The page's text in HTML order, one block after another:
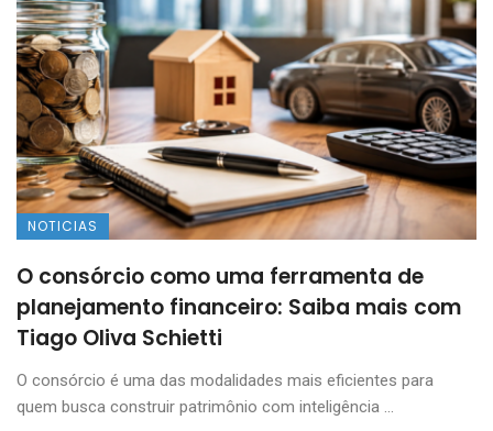
NOTICIAS
O consórcio como uma ferramenta de
planejamento financeiro: Saiba mais com
Tiago Oliva Schietti
O consórcio é uma das modalidades mais eficientes para
quem busca construir patrimônio com inteligência ...